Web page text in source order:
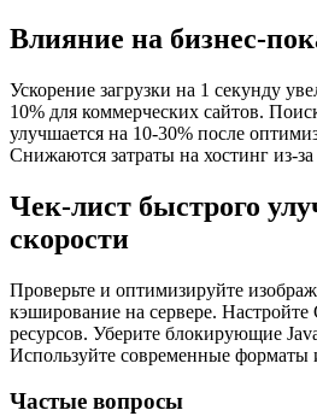
Влияние на бизнес-
Ускорение загрузки на 1 секунду
10% для коммерческих сайтов.
улучшается на 10-30% после
Снижаются затраты на хостинг из-
Чек-лист быстрого
скорости
Проверьте и оптимизируйте
кэширование на сервере. Настройте
ресурсов. Уберите блокирующие
Используйте современные форматы
Частые вопросы